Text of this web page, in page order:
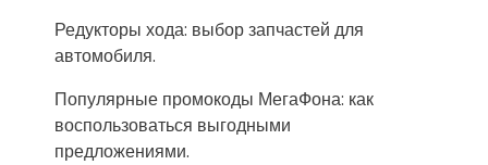
Редукторы хода: выбор запчастей для
автомобиля.
Популярные промокоды МегаФона: как
воспользоваться выгодными
предложениями.